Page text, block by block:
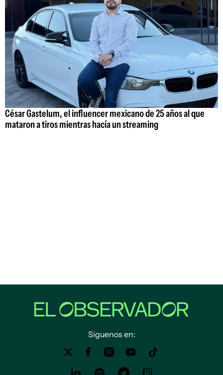
César Gastelum, el influencer mexicano de 25 años al que
mataron a tiros mientras hacía un streaming
Siguenos en: